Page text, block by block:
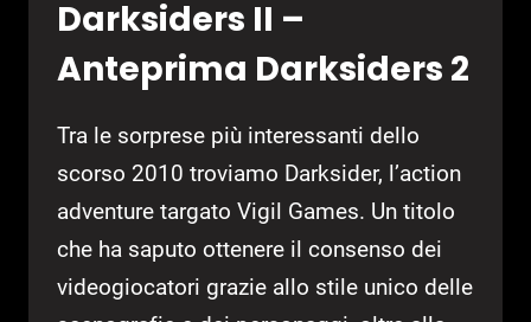
THEATRHYTHM
FANTASY
Darksiders II –
Anteprima Darksiders 2
Tra le sorprese più interessanti dello
scorso 2010 troviamo Darksider, l’action
adventure targato Vigil Games. Un titolo
che ha saputo ottenere il consenso dei
videogiocatori grazie allo stile unico delle